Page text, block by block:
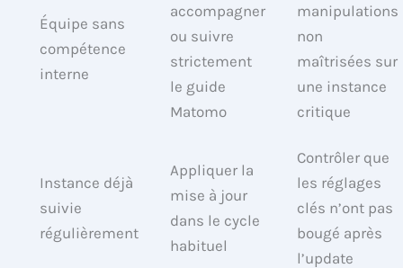
Équipe sans
compétence
interne
accompagner
ou suivre
strictement
le guide
Matomo
manipulations
non
maîtrisées sur
une instance
critique
Instance déjà
suivie
régulièrement
Appliquer la
mise à jour
dans le cycle
habituel
Contrôler que
les réglages
clés n’ont pas
bougé après
l’update